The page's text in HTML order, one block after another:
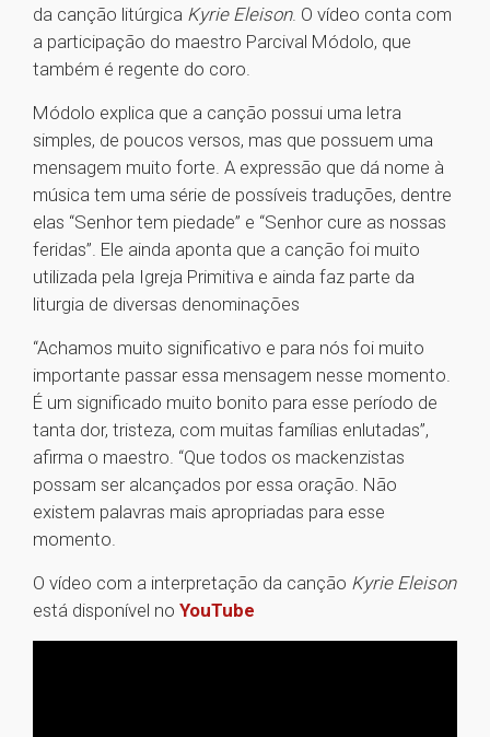
da canção litúrgica Kyrie Eleison. O vídeo conta com
a participação do maestro Parcival Módolo, que
também é regente do coro.
Módolo explica que a canção possui uma letra
simples, de poucos versos, mas que possuem uma
mensagem muito forte. A expressão que dá nome à
música tem uma série de possíveis traduções, dentre
elas “Senhor tem piedade” e “Senhor cure as nossas
feridas”. Ele ainda aponta que a canção foi muito
utilizada pela Igreja Primitiva e ainda faz parte da
liturgia de diversas denominações
“Achamos muito significativo e para nós foi muito
importante passar essa mensagem nesse momento.
É um significado muito bonito para esse período de
tanta dor, tristeza, com muitas famílias enlutadas”,
afirma o maestro. “Que todos os mackenzistas
possam ser alcançados por essa oração. Não
existem palavras mais apropriadas para esse
momento.
O vídeo com a interpretação da canção Kyrie Eleison
está disponível no YouTube